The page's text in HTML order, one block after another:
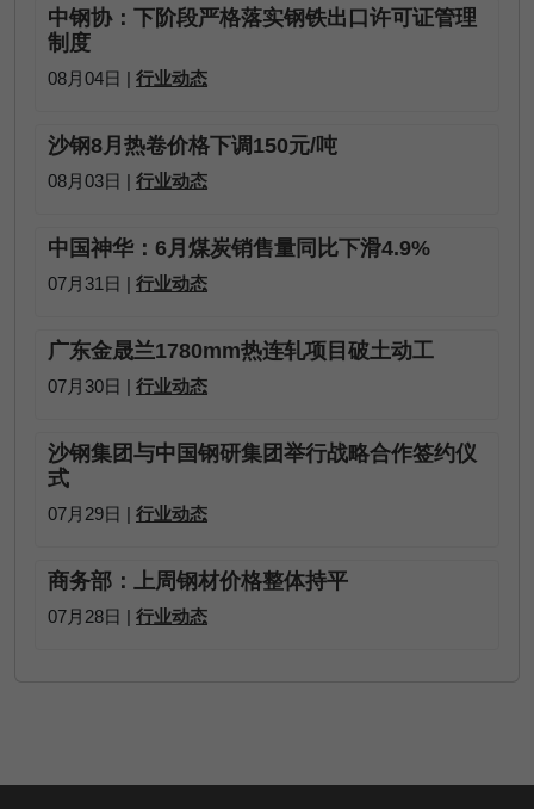
中钢协：下阶段严格落实钢铁出口许可证管理
制度
08月04日 | 行业动态
沙钢8月热卷价格下调150元/吨
08月03日 | 行业动态
中国神华：6月煤炭销售量同比下滑4.9%
07月31日 | 行业动态
广东金晟兰1780mm热连轧项目破土动工
07月30日 | 行业动态
沙钢集团与中国钢研集团举行战略合作签约仪
式
07月29日 | 行业动态
商务部：上周钢材价格整体持平
07月28日 | 行业动态